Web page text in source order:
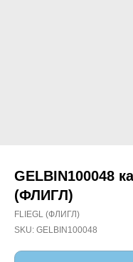
GELBIN100048
(ФЛИГЛ)
FLIEGL (ФЛИГЛ)
SKU: GELBIN100048